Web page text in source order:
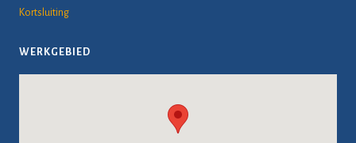
Kortsluiting
WERKGEBIED